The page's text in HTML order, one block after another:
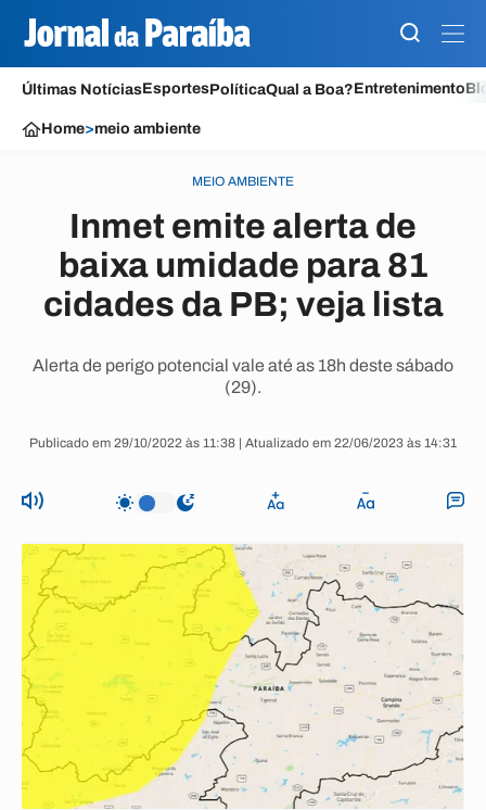
Últimas NotíciasEsportesPolíticaQual a Boa?Entretenimento
Home>meio ambiente
MEIO AMBIENTE
Inmet emite alerta de
baixa umidade para 81
cidades da PB; veja lista
Alerta de perigo potencial vale até as 18h deste sábado
(29).
Publicado em 29/10/2022 às 11:38 | Atualizado em 22/06/2023 às 14:31